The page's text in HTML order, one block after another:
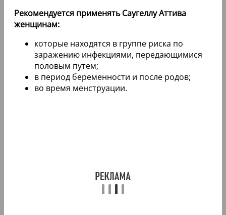
Рекомендуется применять Саугеллу Аттива
женщинам:
которые находятся в группе риска по
заражению инфекциями, передающимися
половым путем;
в период беременности и после родов;
во время менструации.